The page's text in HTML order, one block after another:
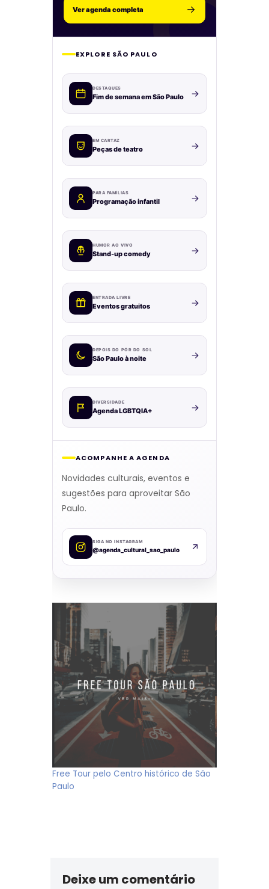
Ver agenda completa
EXPLORE SÃO PAULO
DESTAQUES
Fim de semana em São Paulo
EM CARTAZ
Peças de teatro
PARA FAMÍLIAS
Programação infantil
HUMOR AO VIVO
Stand-up comedy
ENTRADA LIVRE
Eventos gratuitos
DEPOIS DO PÔR DO SOL
São Paulo à noite
DIVERSIDADE
Agenda LGBTQIA+
ACOMPANHE A AGENDA
Novidades culturais, eventos e
sugestões para aproveitar São
Paulo.
SIGA NO INSTAGRAM
@agenda_cultural_sao_paulo
Free Tour pelo Centro histórico de São
Paulo
Deixe um comentário